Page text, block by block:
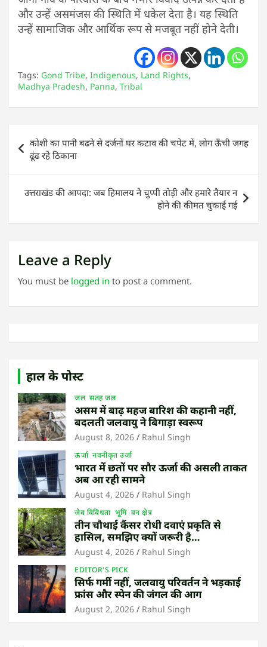
और उन्हें असमंजस की स्थिति में धकेल देता है। यह स्थिति
उन्हें सामाजिक और आर्थिक रूप से मजबूत नहीं होने देती।
Tags: Gond Tribe, Indigenous, Land Rights,
Madhya Pradesh, Panna, Tribal
Post
navigation
कोशी का पानी बढने से दर्जनों घर कटाव की चपेट में, लोग ऊँची जगह
ढूंढ रहे ठिकाना
उत्तराखंड की आपदा: जब हिमालय ने चुप्पी तोड़ी और हमारे तैयार न
होने की कीमत चुकाई गई
Leave a Reply
You must be logged in to post a comment.
हाल के पोस्ट
जल सतह जल
असम में बाढ़ महज बारिश की कहानी नहीं,
बदलती जलवायु ने बिगाड़ा स्वरूप
August 8, 2026 Rahul Singh
ऊर्जा नवनीकृत उर्जा
भारत में छतों पर सौर ऊर्जा की असली ताकत
अब आ रही सामने
August 4, 2026 Rahul Singh
जैव विविधता भूमि वन क्षेत्र
तीन चौथाई कैंसर रोधी दवाएं प्रकृति से
हासिल, समझिए क्यों जरूरी है
उष्णकटिबंधीय जंगल बचाना
August 4, 2026 Rahul Singh
EDITOR'S PICK
सिर्फ गर्मी नहीं, जलवायु परिवर्तन ने भड़काई
फ्रांस और स्पेन की जंगल की आग
August 2, 2026 Rahul Singh